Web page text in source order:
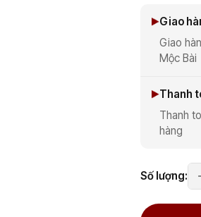
Giao
Giao
Mộc Bài
Thanh
Thanh
hàng
Số lượng: